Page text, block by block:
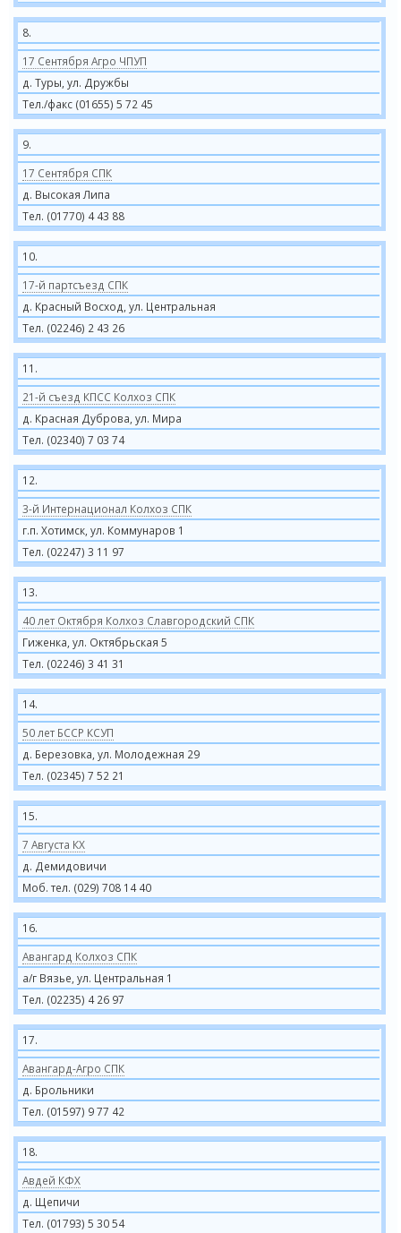
8.
17 Сентября Агро ЧПУП
д. Туры, ул. Дружбы
Тел./факс (01655) 5 72 45
9.
17 Сентября СПК
д. Высокая Липа
Тел. (01770) 4 43 88
10.
17-й партсъезд СПК
д. Красный Восход, ул. Центральная
Тел. (02246) 2 43 26
11.
21-й съезд КПСС Колхоз СПК
д. Красная Дуброва, ул. Мира
Тел. (02340) 7 03 74
12.
3-й Интернационал Колхоз СПК
г.п. Хотимск, ул. Коммунаров 1
Тел. (02247) 3 11 97
13.
40 лет Октября Колхоз Славгородский СПК
Гиженка, ул. Октябрьская 5
Тел. (02246) 3 41 31
14.
50 лет БССР КСУП
д. Березовка, ул. Молодежная 29
Тел. (02345) 7 52 21
15.
7 Августа КХ
д. Демидовичи
Моб. тел. (029) 708 14 40
16.
Авангард Колхоз СПК
а/г Вязье, ул. Центральная 1
Тел. (02235) 4 26 97
17.
Авангард-Агро СПК
д. Брольники
Тел. (01597) 9 77 42
18.
Авдей КФХ
д. Щепичи
Тел. (01793) 5 30 54